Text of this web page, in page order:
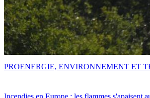
PROENERGIE, ENVIRONNEMENT ET